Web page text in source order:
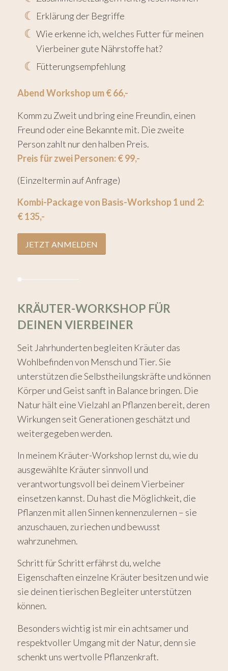
Erklärung der Begriffe
Wie erkenne ich, welches Futter für meinen
Vierbeiner gute Nährstoffe hat?
Fütterungsempfehlung
Abend Workshop um € 66,-
Komm zu Zweit und bring eine Freundin, einen
Freund oder eine Bekannte mit. Die zweite
Person zahlt nur den halben Preis.
Preis für zwei Personen: € 99,-
(Einzeltermin auf Anfrage)
Kombi-Package von Basis-Workshop 1 und 2:
€ 135,-
JETZT ANMELDEN
KRÄUTER-WORKSHOP FÜR
DEINEN VIERBEINER
Seit Jahrhunderten begleiten Kräuter das
Wohlbefinden von Mensch und Tier. Sie
unterstützen die Selbstheilungskräfte und können
Körper und Geist sanft in Balance bringen. Die
Natur hält eine Vielzahl an Pflanzen bereit, deren
Wirkungen seit Generationen geschätzt und
weitergegeben werden.
In meinem Kräuter-Workshop lernst du, wie du
ausgewählte Kräuter sinnvoll und
verantwortungsvoll bei deinem Vierbeiner
einsetzen kannst. Du hast die Möglichkeit, die
Pflanzen mit allen Sinnen kennenzulernen – sie
anzuschauen, zu riechen und bewusst
wahrzunehmen.
Schritt für Schritt erfährst du, welche
Eigenschaften einzelne Kräuter besitzen und wie
sie deinen tierischen Begleiter unterstützen
können.
Besonders wichtig ist mir ein achtsamer und
respektvoller Umgang mit der Natur, denn sie
schenkt uns wertvolle Pflanzenkraft.